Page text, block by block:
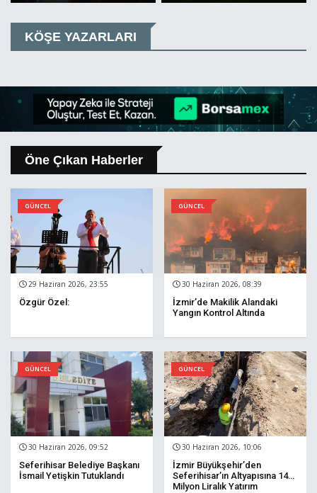
KÖŞE YAZARLARI
Öne Çıkan Haberler
GÜNCEL
29 Haziran 2026, 23:55
Özgür Özel:
GÜNCEL
30 Haziran 2026, 08:39
İzmir’de Makilik Alandaki
Yangın Kontrol Altında
GÜNCEL
30 Haziran 2026, 09:52
Seferihisar Belediye Başkanı
İsmail Yetişkin Tutuklandı
GÜNCEL
30 Haziran 2026, 10:06
İzmir Büyükşehir’den
Seferihisar’ın Altyapısına 140
Milyon Liralık Yatırım